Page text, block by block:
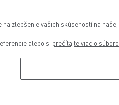
na zlepšenie vašich skúseností na
alebo si prečítajte viac o